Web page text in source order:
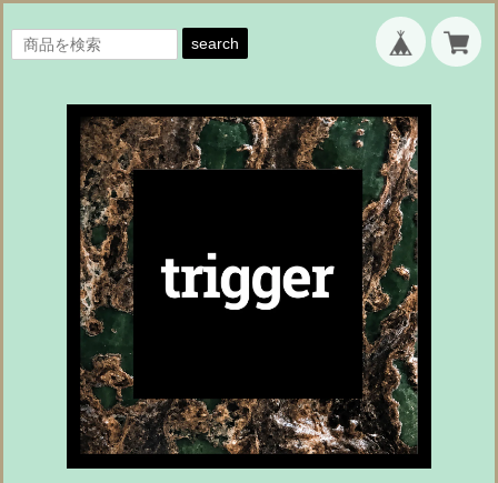
search